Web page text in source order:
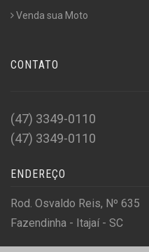
Venda sua Moto
CONTATO
(47) 3349-0110
(47) 3349-0110
ENDEREÇO
Rod. Osvaldo Reis, Nº 635
Fazendinha - Itajaí - SC